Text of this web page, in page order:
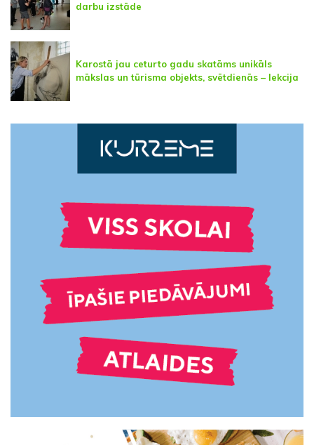
darbu izstāde
Karostā jau ceturto gadu skatāms unikāls
mākslas un tūrisma objekts, svētdienās – lekcija